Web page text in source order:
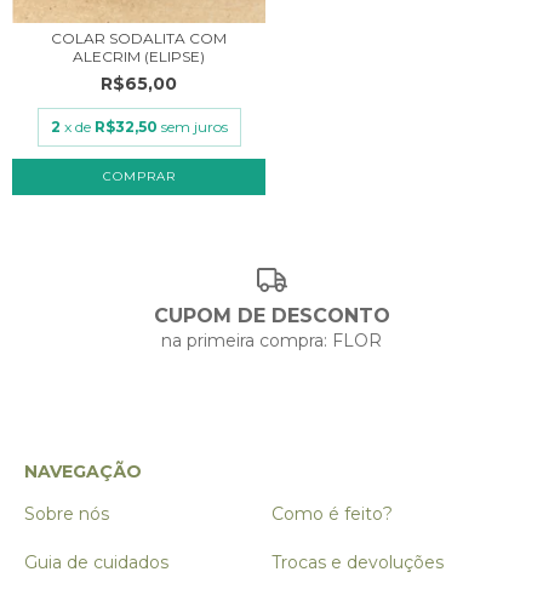
COLAR SODALITA COM
ALECRIM (ELIPSE)
R$65,00
2 x de R$32,50 sem juros
CUPOM DE DESCONTO
na primeira compra: FLOR
NAVEGAÇÃO
Sobre nós
Como é feito?
Guia de cuidados Trocas e devoluções